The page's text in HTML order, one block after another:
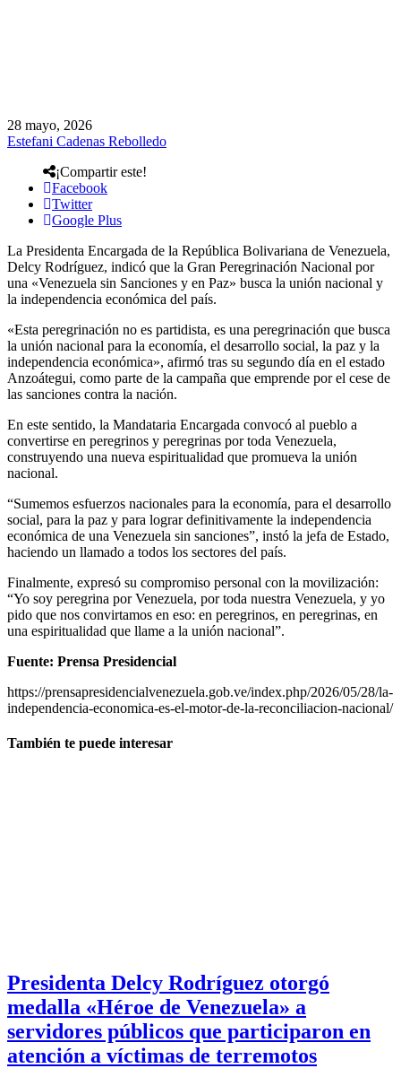
28 mayo, 2026
Estefani Cadenas Rebolledo
¡Compartir este!
Facebook
Twitter
Google Plus
La Presidenta Encargada de la República Bolivariana de Venezuela,
Delcy Rodríguez, indicó que la Gran Peregrinación Nacional por
una «Venezuela sin Sanciones y en Paz» busca la unión nacional y
la independencia económica del país.
«Esta peregrinación no es partidista, es una peregrinación que busca
la unión nacional para la economía, el desarrollo social, la paz y la
independencia económica», afirmó tras su segundo día en el estado
Anzoátegui, como parte de la campaña que emprende por el cese de
las sanciones contra la nación.
En este sentido, la Mandataria Encargada convocó al pueblo a
convertirse en peregrinos y peregrinas por toda Venezuela,
construyendo una nueva espiritualidad que promueva la unión
nacional.
“Sumemos esfuerzos nacionales para la economía, para el desarrollo
social, para la paz y para lograr definitivamente la independencia
económica de una Venezuela sin sanciones”, instó la jefa de Estado,
haciendo un llamado a todos los sectores del país.
Finalmente, expresó su compromiso personal con la movilización:
“Yo soy peregrina por Venezuela, por toda nuestra Venezuela, y yo
pido que nos convirtamos en eso: en peregrinos, en peregrinas, en
una espiritualidad que llame a la unión nacional”.
Fuente: Prensa Presidencial
https://prensapresidencialvenezuela.gob.ve/index.php/2026/05/28/la-
independencia-economica-es-el-motor-de-la-reconciliacion-nacional/
También te puede interesar
Presidenta Delcy Rodríguez otorgó
medalla «Héroe de Venezuela» a
servidores públicos que participaron en
atención a víctimas de terremotos